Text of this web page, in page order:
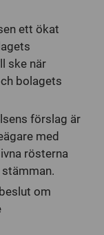
ett ökat
ske när
bolagets
förslag är
med
rösterna
om